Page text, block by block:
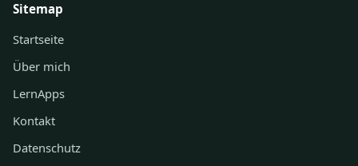
Sitemap
Startseite
Über mich
LernApps
Kontakt
Datenschutz